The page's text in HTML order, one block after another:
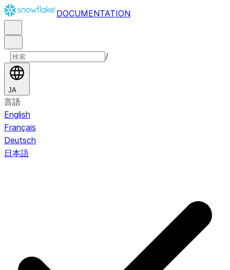
DOCUMENTATION
/
JA
言語
English
Français
Deutsch
日本語